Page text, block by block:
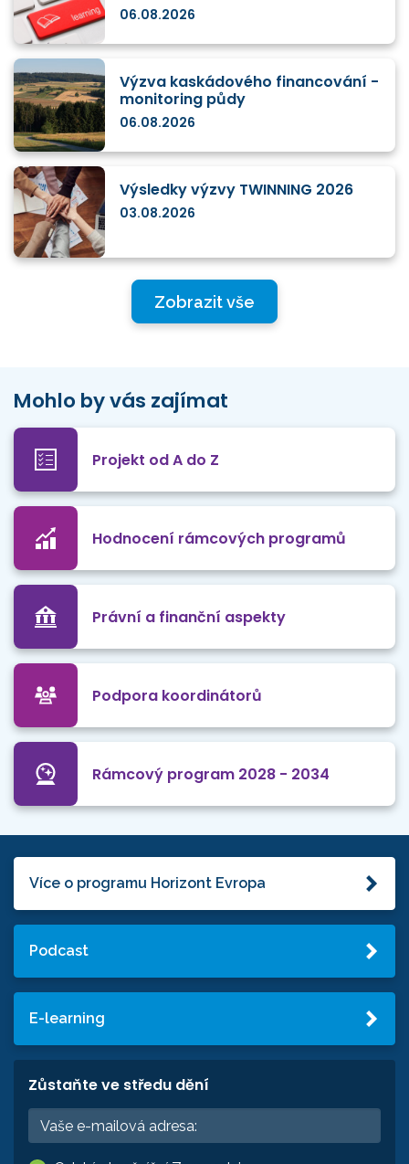
06.08.2026
Výzva kaskádového financování -
monitoring půdy
06.08.2026
Výsledky výzvy TWINNING 2026
03.08.2026
Zobrazit vše
Mohlo by vás zajímat
Projekt od A do Z
Hodnocení rámcových programů
Právní a finanční aspekty
Podpora koordinátorů
Rámcový program 2028 - 2034
Více o programu Horizont Evropa
Podcast
E-learning
Zůstaňte ve středu dění